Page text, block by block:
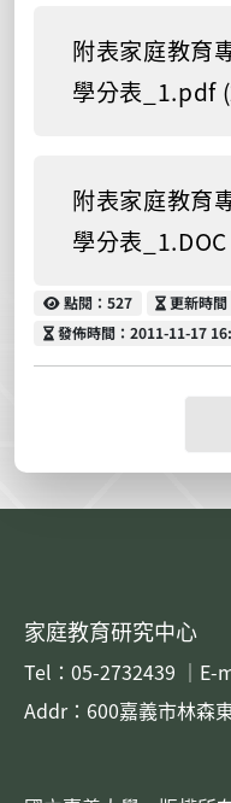
附表家庭教育
學分表_1.pdf
附表家庭教育
學分表
點閱
點閱：527 更新時間
更新時
發佈時間
發佈時間：2011-11-17
家庭教育研究中心
Tel：05-2732439 ｜
Addr：600嘉義市林森